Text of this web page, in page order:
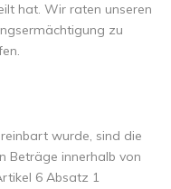
hat. Wir raten unseren
zu
wurde, sind die
Beträge innerhalb von
6 Absatz 1